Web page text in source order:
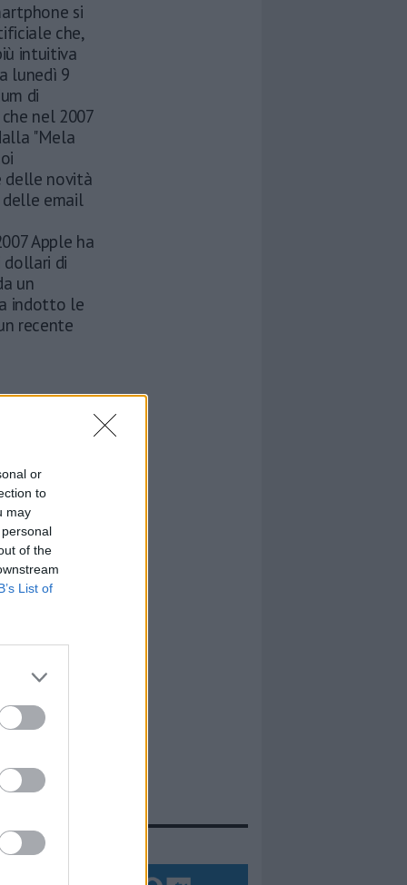
or
to
may
of the
List of
si
che,
intuitiva
lunedì 9
di
nel 2007
"Mela
delle novità
email
Apple ha
dollari di
un
indotto le
recente